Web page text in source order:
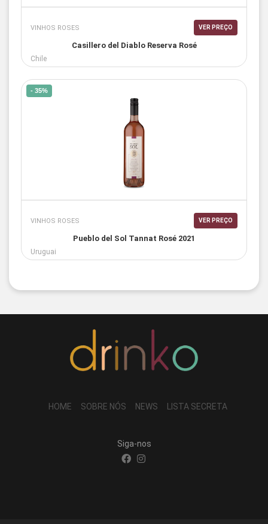
VINHOS ROSES VER PREÇO
Casillero del Diablo Reserva Rosé
Chile
- 35%
VINHOS ROSES VER PREÇO
Pueblo del Sol Tannat Rosé 2021
Uruguai
HOME SOBRE NÓS NEWS LISTA SECRETA
Siga-nos